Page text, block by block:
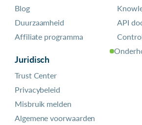
Blog
Duurzaamheid
Affiliate programma
Juridisch
Trust Center
Privacybeleid
Misbruik melden
Algemene voorwaarden
API